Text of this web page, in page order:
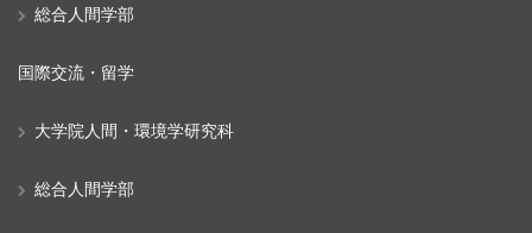
総合人間学部
国際交流・留学
大学院人間・環境学研究科
総合人間学部